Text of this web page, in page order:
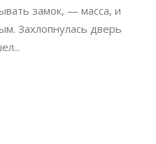
замок, — масса, и
Захлопнулась дверь